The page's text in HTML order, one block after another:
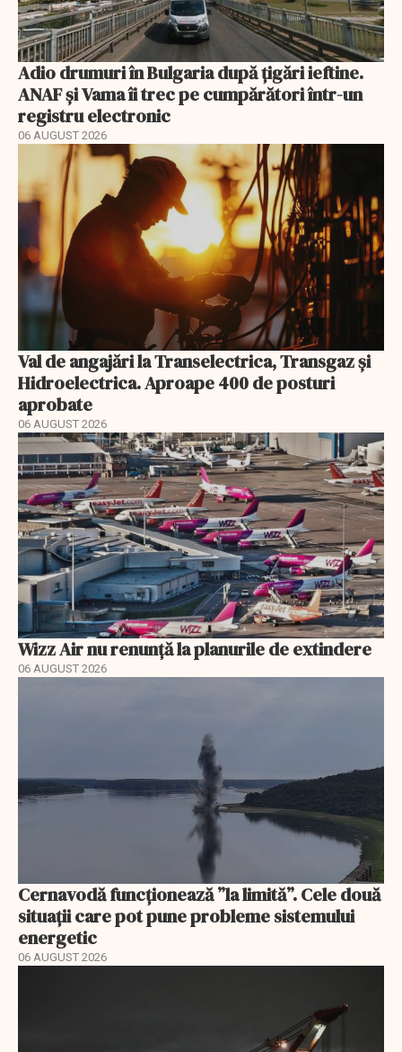
Adio drumuri în Bulgaria după țigări ieftine.
ANAF și Vama îi trec pe cumpărători într-un
registru electronic
06 AUGUST 2026
Val de angajări la Transelectrica, Transgaz și
Hidroelectrica. Aproape 400 de posturi
aprobate
06 AUGUST 2026
Wizz Air nu renunță la planurile de extindere
06 AUGUST 2026
Cernavodă funcționează ”la limită”. Cele două
situații care pot pune probleme sistemului
energetic
06 AUGUST 2026